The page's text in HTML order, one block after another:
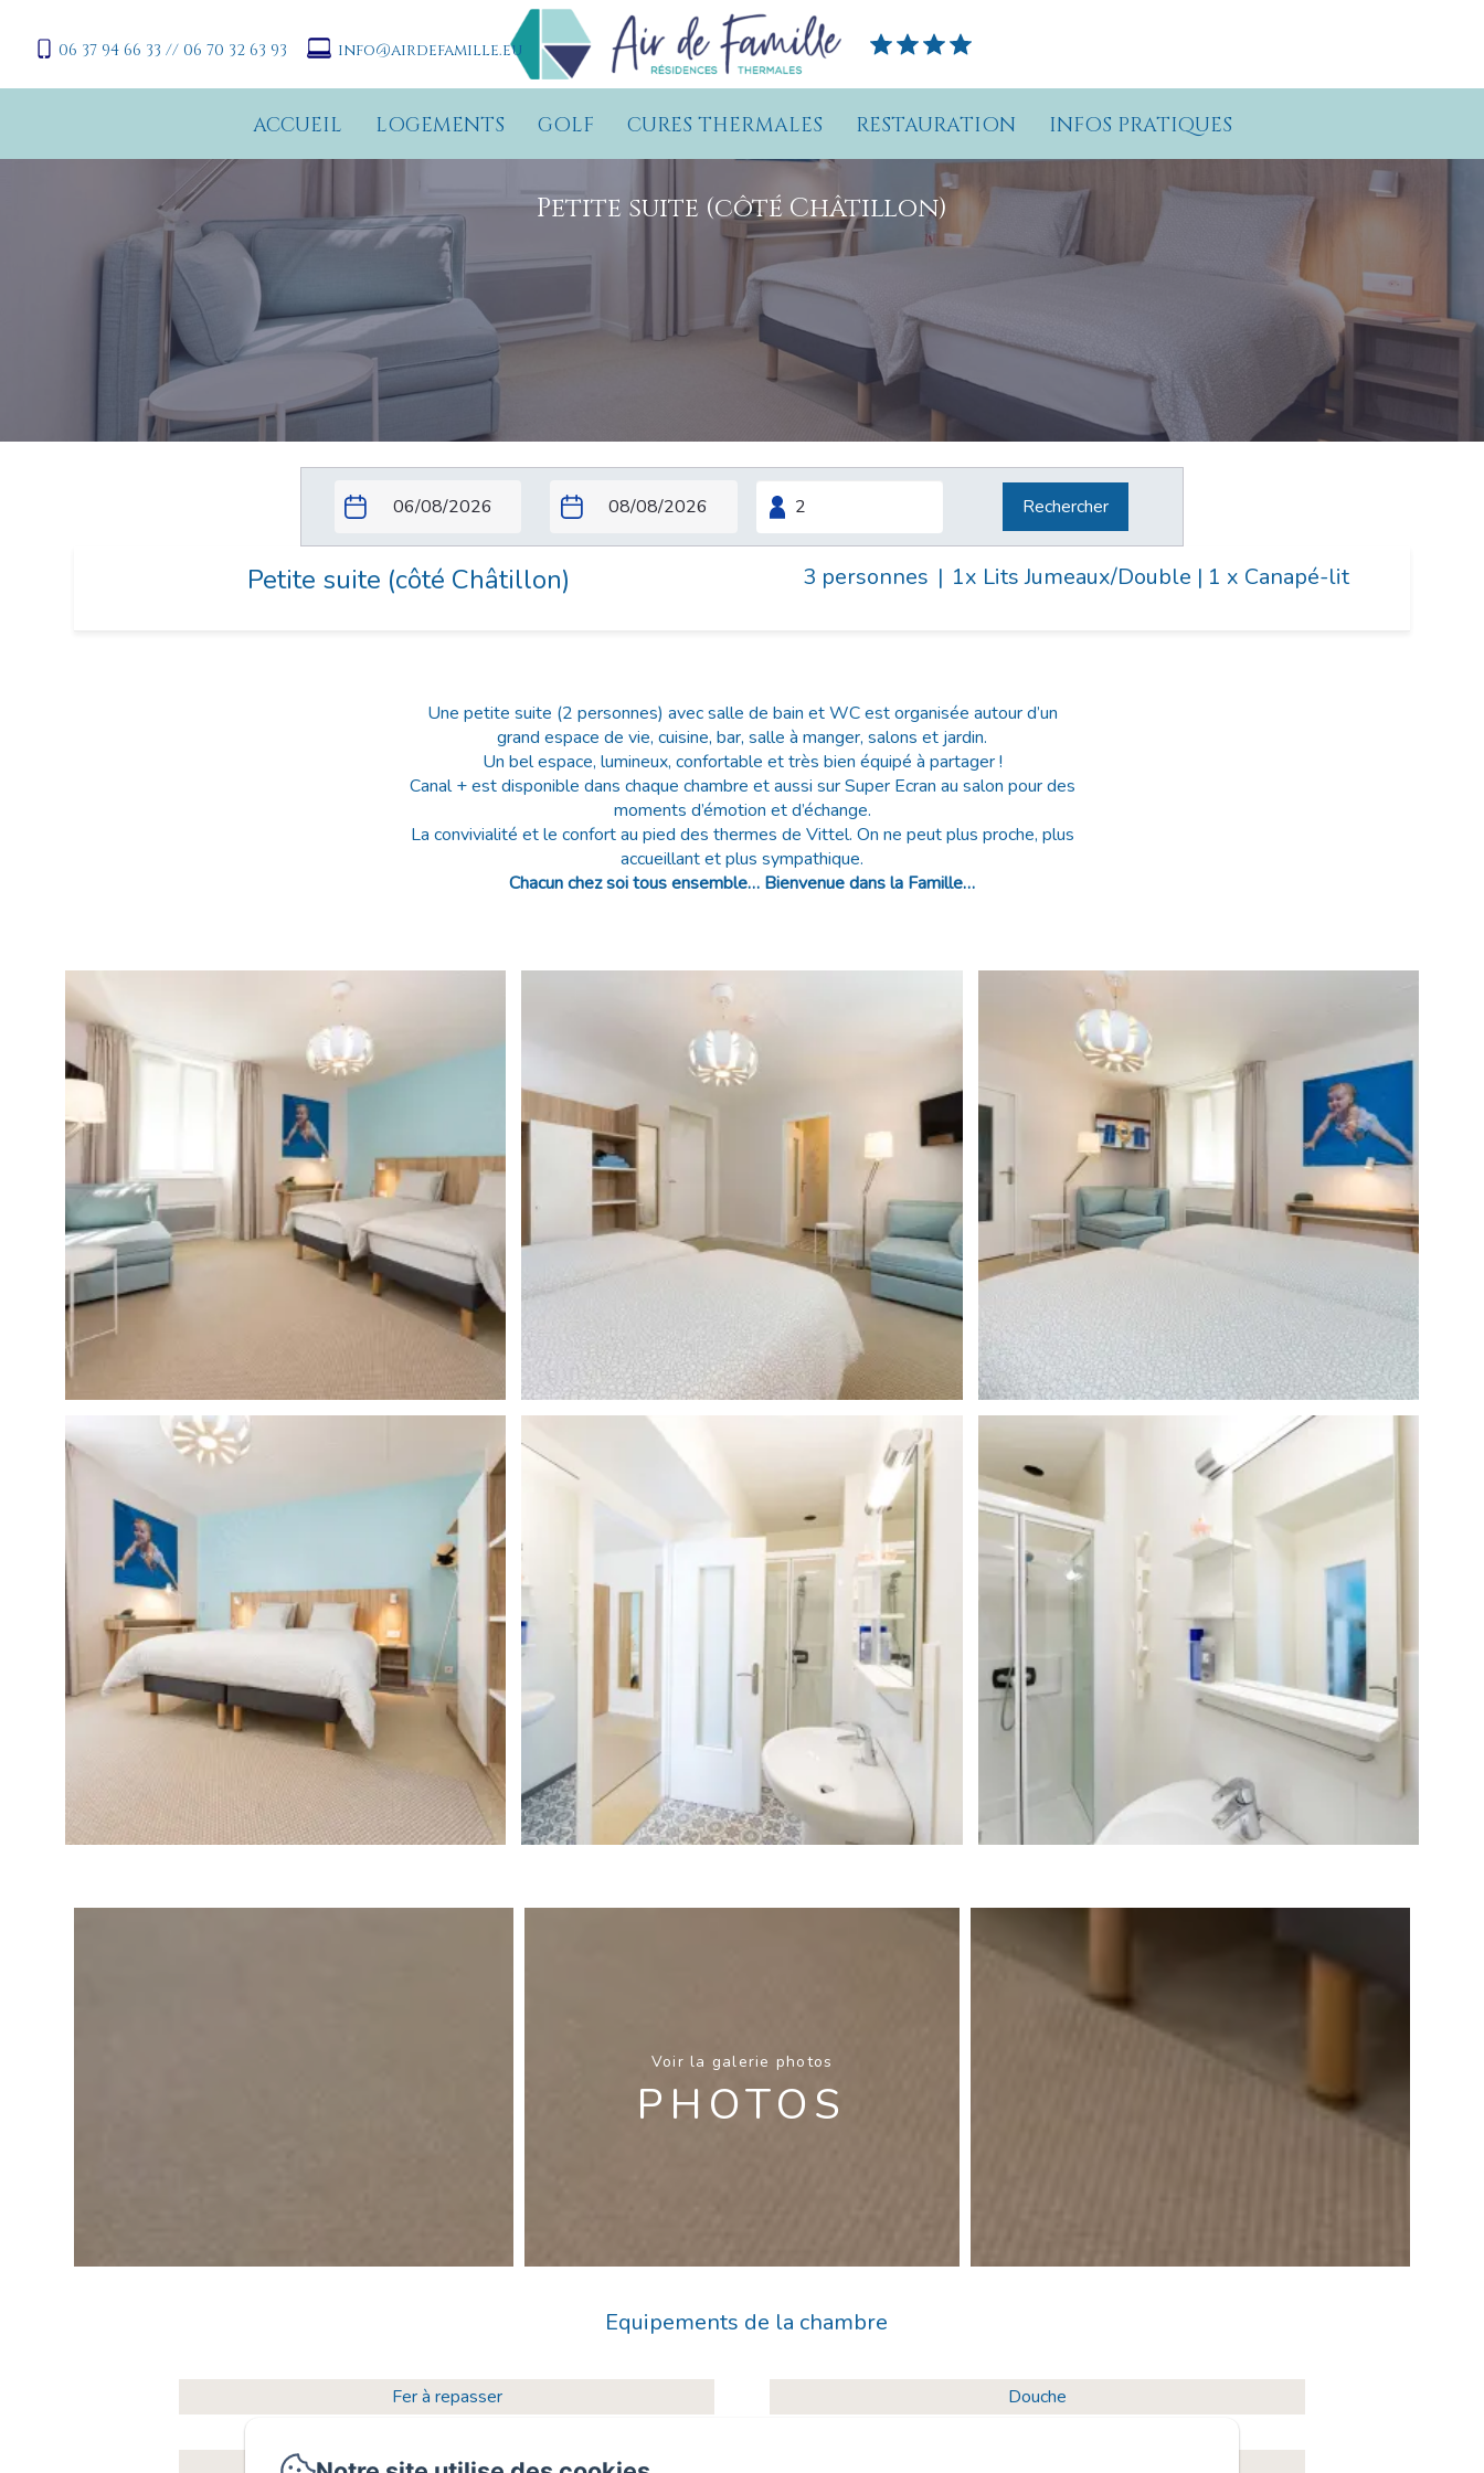
06 37 94 66 33 // 06 70 32 63 93 info@airdefamille.eu
ACCUEIL LOGEMENTS GOLF CURES THERMALES RESTAURATION INFOS PRATIQUES
Petite suite (côté Châtillon)
Rechercher
Petite suite (côté Châtillon) 3 personnes | 1x Lits Jumeaux/Double | 1 x Canapé-lit
Une petite suite (2 personnes) avec salle de bain et WC est organisée autour d’un
grand espace de vie, cuisine, bar, salle à manger, salons et jardin.
Un bel espace, lumineux, confortable et très bien équipé à partager !
Canal + est disponible dans chaque chambre et aussi sur Super Ecran au salon pour des
moments d’émotion et d’échange.
La convivialité et le confort au pied des thermes de Vittel. On ne peut plus proche, plus
accueillant et plus sympathique.
Chacun chez soi tous ensemble… Bienvenue dans la Famille…
Voir la galerie photos
PHOTOS
Equipements de la chambre
Fer à repasser
Sèche-cheveux
Douche